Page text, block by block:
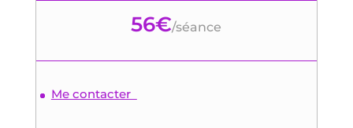
56€/séance
Me contacter